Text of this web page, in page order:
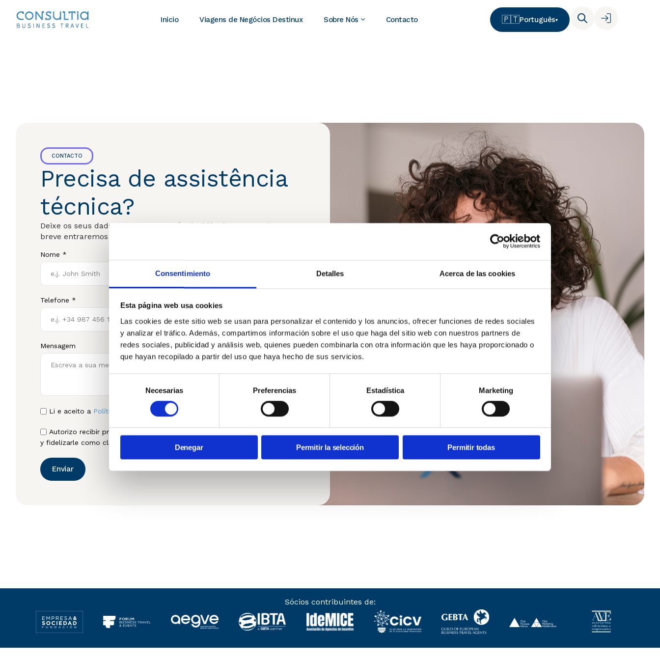
Consentimiento Detalles Acerca de las cookies
Esta página web usa cookies
Las cookies de este sitio web se usan para personalizar el contenido y los anuncios, ofrecer funciones de redes sociales
y analizar el tráfico. Además, compartimos información sobre el uso que haga del sitio web con nuestros partners de
redes sociales, publicidad y análisis web, quienes pueden combinarla con otra información que les haya proporcionado o
que hayan recopilado a partir del uso que haya hecho de sus servicios.
consentimiento
Necesarias Preferencias Estadística Marketing
Denegar Permitir la selección Permitir todas
Inicio Viagens de Negócios Destinux Sobre Nós Contacto 🇵🇹Português▾
CONTACTO
Precisa de assistência
técnica?
Deixe os seus dados e partilhe qual é a incidência ou consulta, e em
breve entraremos em contacto para o ajudar.
Nome *
Telefone *
Mensagem
Li e aceito a Política de Privacidade.
Autorizo recibir promociones y publicidad relacionadas con los contratados
y fidelizarle como cliente.
Enviar
Sócios contribuintes de: